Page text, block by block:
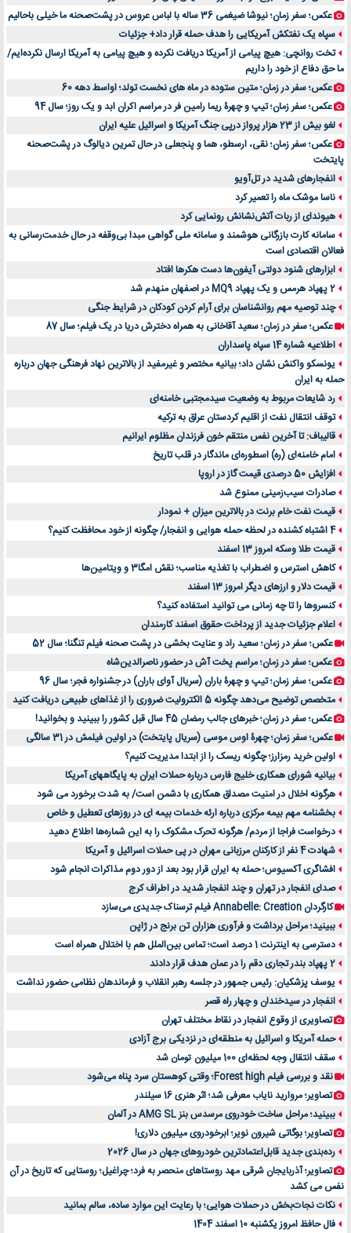
عکس؛ سفر زمان؛ نیوشا ضیغمی 36 ساله با لباس عروس در پشت‌صحنه ما خیلی باحالیم
سپاه یک نفتکش آمریکایی را هدف حمله قرار داد+ جزئیات
تخت روانچی: هیچ پیامی از آمریکا دریافت نکرده و هیچ پیامی به آمریکا ارسال نکرده‌ایم/
ما حق دفاع از خود را داریم
عکس؛ سفر در زمان؛ متین ستوده در ماه های نخست تولد؛ اواسط دهه 60
عکس؛ سفر زمان؛ تیپ و چهرۀ ریما رامین فر در مراسم اکران ابد و یک روز؛ سال 94
لغو بیش از 23 هزار پرواز درپی جنگ آمریکا و اسرائیل علیه ایران
عکس؛ سفر زمان؛ نقی، ارسطو، هما و پنجعلی در حال تمرین دیالوگ در پشت‌صحنه
پایتخت
انفجارهای شدید در تل‌آویو
ناسا موشک ماه را تعمیر کرد
هیوندای از ربات آتش‌نشانش رونمایی کرد
سامانه کارت بازرگانی هوشمند و سامانه ملی گواهی مبدا بی‌وقفه در حال خدمت‌رسانی به
فعالان اقتصادی است
ابزارهای شنود دولتی آیفون‌ها دست هکرها افتاد
2 پهپاد هرمس و یک پهپاد MQ9 در اصفهان منهدم شد
چند توصیه مهم روانشناسان برای آرام کردن کودکان در شرایط جنگی
عکس؛ سفر در زمان؛ سعید آقاخانی به همراه دخترش دریا در یک فیلم؛ سال 87
اطلاعیه شماره 14 سپاه پاسداران
یونسکو واکنش نشان داد؛ بیانیه مختصر و غیرمفید از بالاترین نهاد فرهنگی جهان درباره
حمله به ایران
رد شایعات مربوط به وضعیت سیدمجتبی خامنه‌ای
توقف انتقال نفت از اقلیم کردستان عراق به ترکیه
قالیباف: تا آخرین نفس منتقم خون فرزندان مظلوم ایرانیم
امام خامنه‌ای (ره) اسطوره‌ای ماندگار در قلب تاریخ
افزایش 50 درصدی قیمت گاز در اروپا
صادرات سیب‌زمینی ممنوع شد
قیمت نفت خام برنت در بالاترین میزان + نمودار
4 اشتباه کشنده در لحظه حمله هوایی و انفجار/ چگونه از خود محافظت کنیم؟
قیمت طلا وسکه امروز 13 اسفند
کاهش استرس و اضطراب با تغذیه مناسب؛ نقش امگا3 و ویتامین‌ها
قیمت دلار و ارزهای دیگر امروز 13 اسفند
کنسروها را تا چه زمانی می توانید استفاده کنید؟
اعلام جزئیات جدید از پرداخت حقوق اسفند کارمندان
عکس؛ سفر در زمان؛ سعید راد و عنایت بخشی در پشت صحنه فیلم تنگنا؛ سال 52
عکس؛ سفر در زمان؛ مراسم پخت آش در حضور ناصرالدین‌شاه
عکس؛ سفر زمان؛ تیپ و چهرۀ باران (سریال آوای باران) در جشنواره فجر؛ سال 96
متخصص توضیح می‌دهد چگونه 5 الکترولیت ضروری را از غذاهای طبیعی دریافت کنید
عکس؛ سفر در زمان؛ خبرهای جالب رمضان 45 سال قبل کشور را ببینید و بخوانید!
عکس؛ سفر زمان؛ چهرۀ اوس موسی (سریال پایتخت) در اولین فیلمش در 31 سالگی
اولین خرید رمزارز؛ چگونه ریسک را از ابتدا مدیریت کنیم؟
بیانیه شورای همکاری خلیج فارس درباره حملات ایران به پایگاههای آمریکا
هرگونه اخلال در امنیت مصداق همکاری با دشمن است/ به شدت برخورد می شود
بخشنامه مهم بیمه مرکزی درباره ارئه خدمات بیمه ای در روزهای تعطیل و خاص
درخواست فراجا از مردم/ هرگونه تحرک مشکوک را به این شماره‌ها اطلاع دهید
شهادت 4 نفر از کارکنان مرزبانی مهران در پی حملات اسرائیل و آمریکا
افشاگری آکسیوس؛ حمله به ایران قرار بود بعد از دور دوم مذاکرات انجام شود
صدای انفجار در تهران و چند انفجار شدید در اطراف کرج
کارگردان Annabelle: Creation فیلم ترسناک جدیدی می‌سازد
ببینید؛ مراحل برداشت و فرآوری هزاران تن برنج در ژاپن
دسترسی به اینترنت 1 درصد است؛ تماس بین‌الملل هم با اختلال همراه است
2 پهپاد بندر تجاری دقم را در عمان هدف قرار دادند
یوسف پزشکیان: رئیس جمهور در جلسه رهبر انقلاب و فرماندهان نظامی حضور نداشت
انفجار در سیدخندان و چهار راه قصر
تصاویری از وقوع انفجار در نقاط مختلف تهران
حمله آمریکا و اسرائیل به منطقه‌ای در نزدیکی برج آزادی
سقف انتقال وجه لحظه‌ای 100 میلیون تومان شد
نقد و بررسی فیلم Forest high؛ وقتی کوهستان سرد پناه می‌شود
تصاویر؛ مروارید نایاب معرفی شد؛ اثر هنری 16 سیلندر
ببینید؛ مراحل ساخت خودروی مرسدس بنز AMG SL در آلمان
تصاویر؛ بوگاتی شیرون نویر؛ ابرخودروی میلیون دلاری!
رده‌بندی جدید قابل‌اعتمادترین خودروهای جهان در سال 2026
تصاویر؛ آذربایجان شرقی مهد روستاهای منحصر به فرد؛ چراغیل؛ روستایی که تاریخ در آن
نفس می کشد
نکات نجات‌بخش در حملات هوایی؛ با رعایت این موارد ساده، سالم بمانید
فال حافظ امروز یکشنبه 10 اسفند 1404